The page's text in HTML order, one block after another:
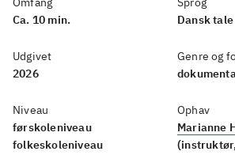
Ca. 10 min.
Udgivet
2026
Niveau
førskoleniveau
folkeskoleniveau
Dansk tale
Genre og
Ophav
Marianne